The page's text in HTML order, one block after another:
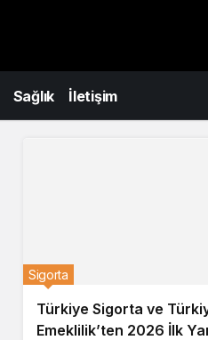
Sağlık İletişim
Türkiye Sigorta ve
Emeklilik’ten 2026 İlk
Sigorta